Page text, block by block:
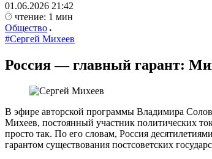
01.06.2026 21:42
чтение: 1 мин
Общество
#Сергей Михеев
Россия — главный гарант:
В эфире авторской программы Владимира
Михеев, постоянный участник политических
просто так. По его словам, Россия
гарантом существования постсоветских